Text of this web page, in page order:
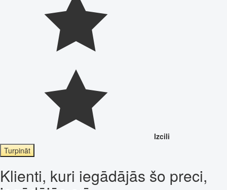
Izcili
Turpināt
Klienti, kuri iegādājās šo preci,